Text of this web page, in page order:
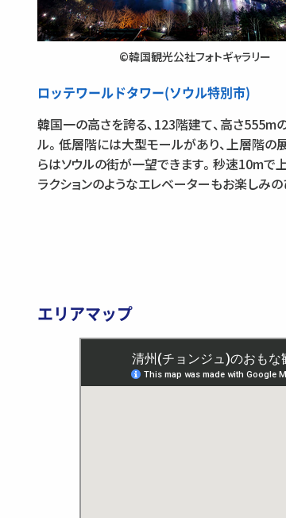
©韓国観光公社フォトギャラリー
ロッテワールドタワー(ソウル特別市)
韓国一の高さを誇る、123階建て、高さ555m
ル。低層階には大型モールがあり、上層階の
らはソウルの街が一望できます。秒速10mで
ラクションのようなエレベーターもお楽しみの
エリアマップ